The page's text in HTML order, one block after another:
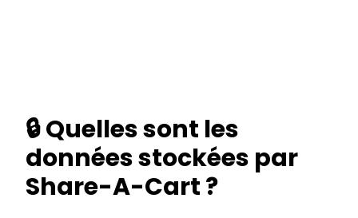
🔒 Quelles sont les
données stockées par
Share-A-Cart ?